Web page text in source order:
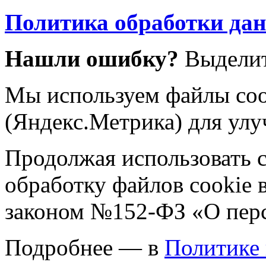
Политика обработки
Нашли ошибку?
Мы используем файлы
(Яндекс.Метрика) для
Продолжая использовать
обработку файлов cookie
законом №152-ФЗ «О
Подробнее — в Политике